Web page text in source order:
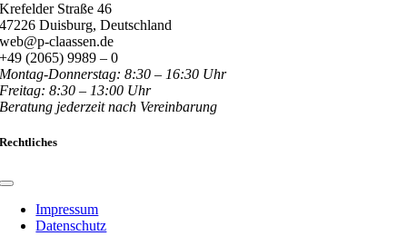
Krefelder Straße 46
47226 Duisburg, Deutschland
web@p-claassen.de
+49 (2065) 9989 – 0
Montag-Donnerstag: 8:30 – 16:30 Uhr
Freitag: 8:30 – 13:00 Uhr
Beratung jederzeit nach Vereinbarung
Rechtliches
Toggle
NavigationImpressum
Datenschutz